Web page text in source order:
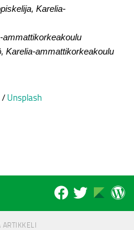
Karelia-
ammattikorkeakoulu
Karelia-ammattikorkeakoulu
/ Unsplash
ARTIKKELI